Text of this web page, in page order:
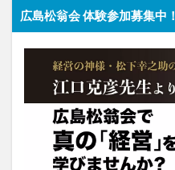
広島松翁会 体験参加募集中！